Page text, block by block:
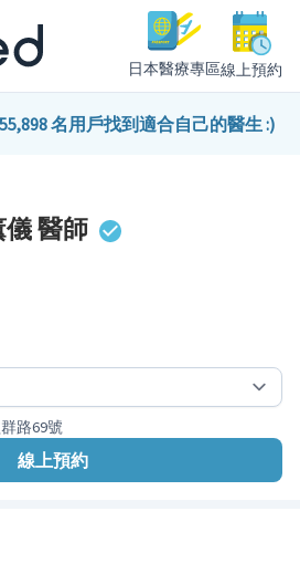
日本醫療專區線上預約
名用戶找到適合自己的醫生 :)
儀醫師
路69號
線上預約